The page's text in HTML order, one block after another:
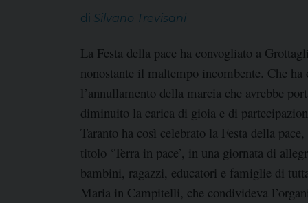
di Silvano Trevisani
La Festa della pace ha convogliato a
nonostante il maltempo incombente. Che
l’annullamento della marcia che avrebbe
diminuito la carica di gioia e di
Taranto ha così celebrato la Festa della
titolo ‘Terra in pace’, in una giornata di
bambini, ragazzi, educatori e famiglie di
Maria in Campitelli, che condivideva